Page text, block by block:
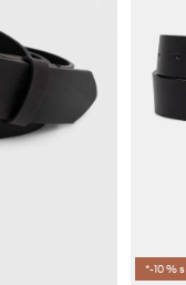
*-10 %